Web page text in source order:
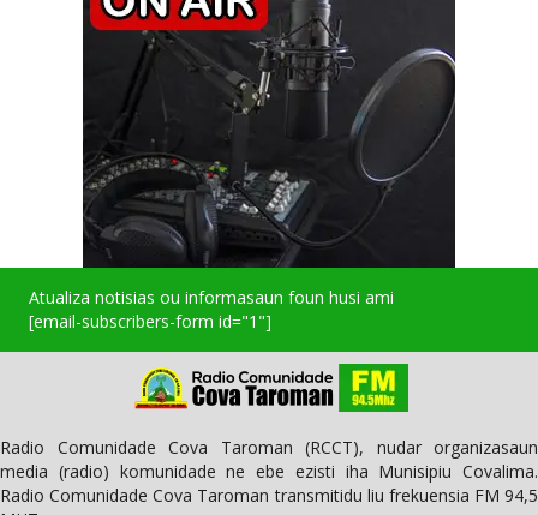
Atualiza notisias ou informasaun foun husi ami
[email-subscribers-form id="1"]
Radio Comunidade Cova Taroman (RCCT), nudar organizasaun
media (radio) komunidade ne ebe ezisti iha Munisipiu Covalima.
Radio Comunidade Cova Taroman transmitidu liu frekuensia FM 94,5